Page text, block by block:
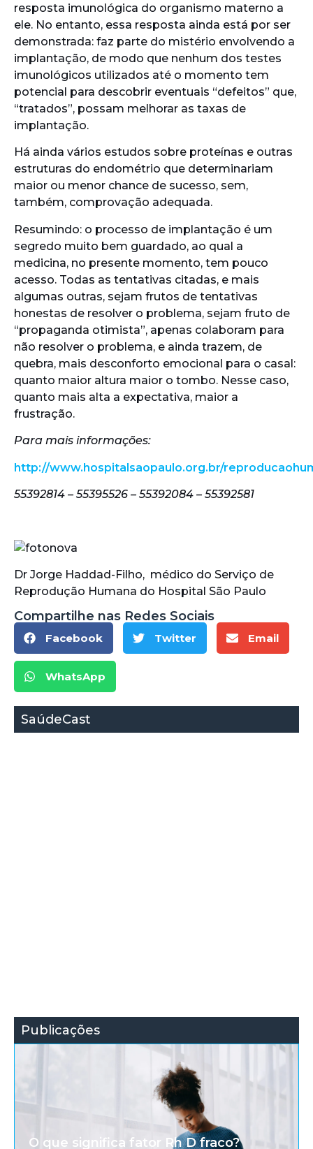
resposta imunológica do organismo materno a
ele. No entanto, essa resposta ainda está por ser
demonstrada: faz parte do mistério envolvendo a
implantação, de modo que nenhum dos testes
imunológicos utilizados até o momento tem
potencial para descobrir eventuais “defeitos” que,
“tratados”, possam melhorar as taxas de
implantação.
Há ainda vários estudos sobre proteínas e outras
estruturas do endométrio que determinariam
maior ou menor chance de sucesso, sem,
também, comprovação adequada.
Resumindo: o processo de implantação é um
segredo muito bem guardado, ao qual a
medicina, no presente momento, tem pouco
acesso. Todas as tentativas citadas, e mais
algumas outras, sejam frutos de tentativas
honestas de resolver o problema, sejam fruto de
“propaganda otimista”, apenas colaboram para
não resolver o problema, e ainda trazem, de
quebra, mais desconforto emocional para o casal:
quanto maior altura maior o tombo. Nesse caso,
quanto mais alta a expectativa, maior a
frustração.
Para mais informações:
http://www.hospitalsaopaulo.org.br/
55392814 – 55395526 – 55392084 – 55392581
Dr Jorge Haddad-Filho, médico do Serviço de
Reprodução Humana do Hospital São Paulo
Compartilhe nas Redes Sociais
Facebook Twitter Email
WhatsApp
SaúdeCast
Publicações
O que significa fator Rh D fraco?